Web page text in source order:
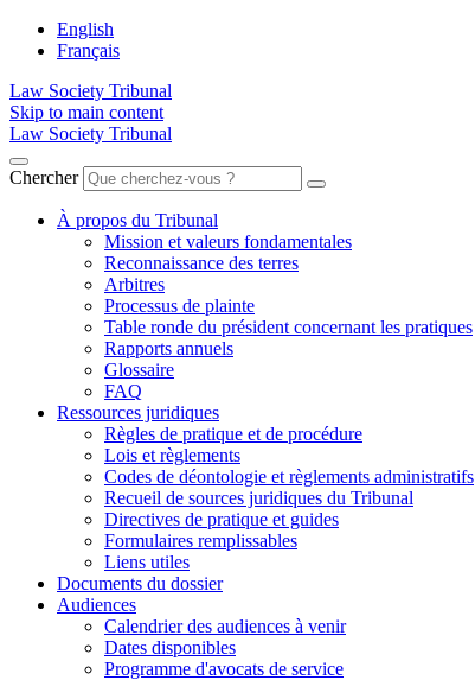
English
Français
Law Society Tribunal
Skip to main content
Law Society Tribunal
Chercher
À propos du Tribunal
Mission et valeurs fondamentales
Reconnaissance des terres
Arbitres
Processus de plainte
Table ronde du président concernant les pratiques
Rapports annuels
Glossaire
FAQ
Ressources juridiques
Règles de pratique et de procédure
Lois et règlements
Codes de déontologie et règlements administratifs
Recueil de sources juridiques du Tribunal
Directives de pratique et guides
Formulaires remplissables
Liens utiles
Documents du dossier
Audiences
Calendrier des audiences à venir
Dates disponibles
Programme d'avocats de service